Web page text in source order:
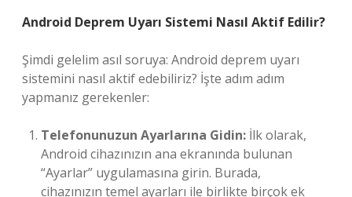
Android Deprem Uyarı Sistemi Nasıl Aktif Edilir?
Şimdi gelelim asıl soruya: Android deprem uyarı
sistemini nasıl aktif edebiliriz? İşte adım adım
yapmanız gerekenler:
Telefonunuzun Ayarlarına Gidin: İlk olarak,
Android cihazınızın ana ekranında bulunan
“Ayarlar” uygulamasına girin. Burada,
cihazınızın temel ayarları ile birlikte birçok ek